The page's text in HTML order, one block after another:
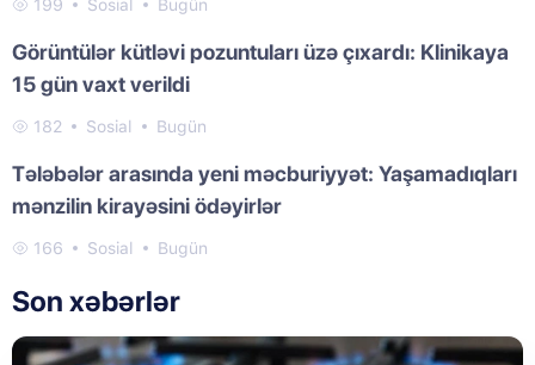
199 Sosial Bugün
Görüntülər kütləvi pozuntuları üzə çıxardı: Klinikaya
15 gün vaxt verildi
182 Sosial Bugün
Tələbələr arasında yeni məcburiyyət: Yaşamadıqları
mənzilin kirayəsini ödəyirlər
166 Sosial Bugün
Son xəbərlər